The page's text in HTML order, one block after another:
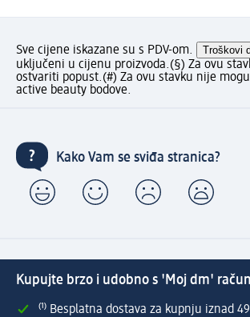
Sve cijene iskazane su s PDV-om. Troškovi
uključeni u cijenu proizvoda.(§) Za ovu
ostvariti popust.(#) Za ovu stavku nije
active beauty bodove.
Kako Vam se sviđa stranica?
Kupujte brzo i udobno s 'Moj dm'
⁽¹⁾ Besplatna dostava za kupnju iznad